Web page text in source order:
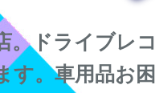
ドライブレ
。車用品お